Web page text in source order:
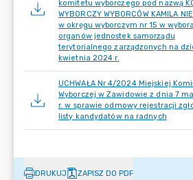
komitetu wyborczego pod nazwą
WYBORCZY WYBORCÓW KAMILA
w okręgu wyborczym nr 15 w
organów jednostek samorządu
terytorialnego zarządzonych na
kwietnia 2024 r.
UCHWAŁA Nr 4/2024 Miejskiej
Wyborczej w Zawidowie z dnia 7
r. w sprawie odmowy rejestracji
listy kandydatów na radnych
DRUKUJ ZAPISZ DO PDF